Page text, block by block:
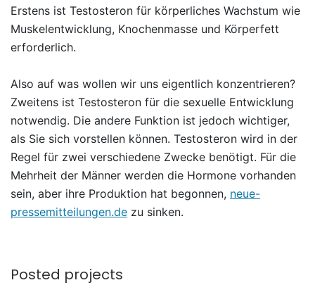
Erstens ist Testosteron für körperliches Wachstum wie
Muskelentwicklung, Knochenmasse und Körperfett
erforderlich.
Also auf was wollen wir uns eigentlich konzentrieren?
Zweitens ist Testosteron für die sexuelle Entwicklung
notwendig. Die andere Funktion ist jedoch wichtiger,
als Sie sich vorstellen können. Testosteron wird in der
Regel für zwei verschiedene Zwecke benötigt. Für die
Mehrheit der Männer werden die Hormone vorhanden
sein, aber ihre Produktion hat begonnen, neue-
pressemitteilungen.de zu sinken.
Posted projects